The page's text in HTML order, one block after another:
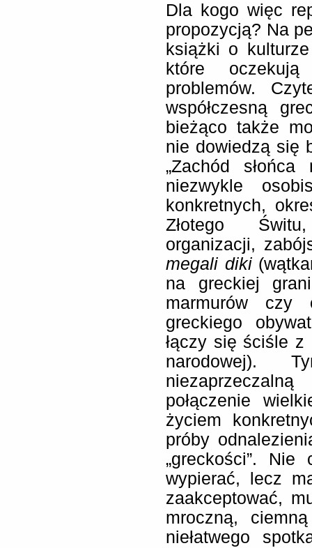
Dla kogo więc
propozycją? Na
książki o
które
problemów.
współczesną
bieżąco także
nie dowiedzą się
„Zachód
niezwykle
konkretnych,
Złotego
organizacji,
megali diki
na greckiej
marmurów czy
greckiego
łączy się ściśle z
narodowej).
połączenie
życiem
próby
„greckości”.
wypierać, lecz
zaakceptować,
mroczną,
niełatwego